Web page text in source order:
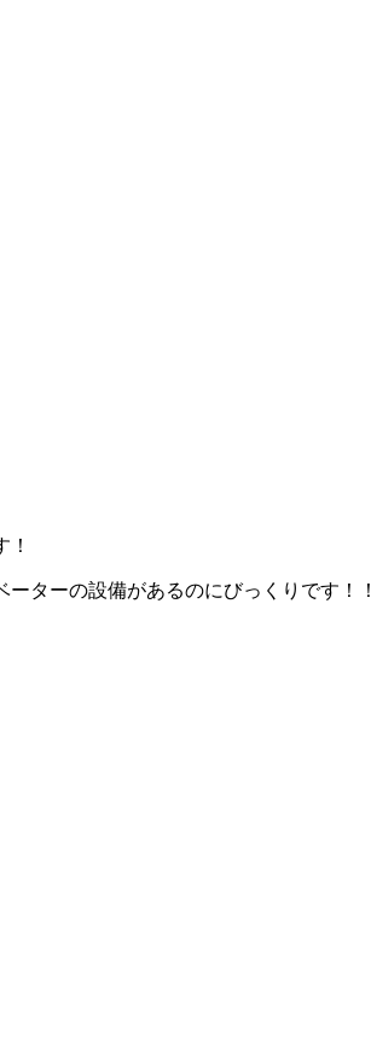
ターの設備があるのにびっくりです！！